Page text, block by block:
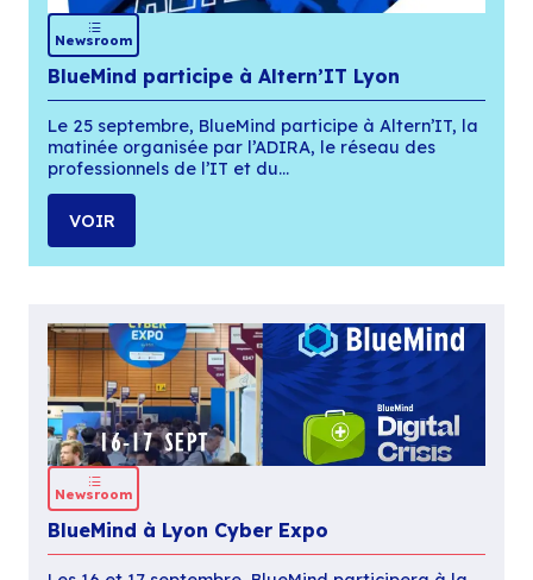
Le Club Utilisateurs BlueMind s’est réuni le
à Marseille avec des représentants de
collectivités, administrations et grandes
organisations…
VOIR
Newsroom
BlueMind participe à Altern’IT Lyon
Le 25 septembre, BlueMind participe à